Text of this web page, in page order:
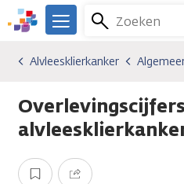
Overslaan
en
gaan
We
er
je.
Kanker.nl
Zoeken
Menu
Kankersoorten
Alvleesklierkanker
Algemeen
Alvleesklierkanker
Opslaan Delen